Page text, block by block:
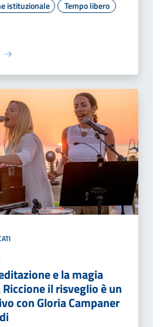
istituzionale Tempo libero
e la magia
Riccione il risveglio è un
con Gloria Campaner